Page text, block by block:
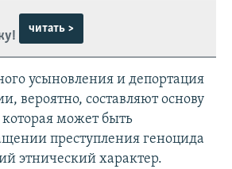
читать >
усыновления и депортация
вероятно, составляют основу
может быть
преступления геноцида
этнический характер.